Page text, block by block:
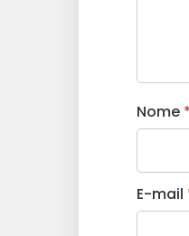
Nome *
E-mail